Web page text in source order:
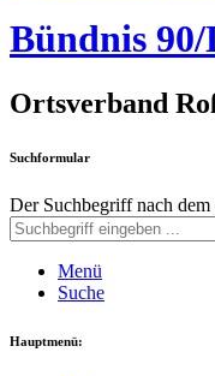
Bündnis
Ortsverband
Suchformular
Der Suchbegriff nach
Menü
Suche
Hauptmenü: